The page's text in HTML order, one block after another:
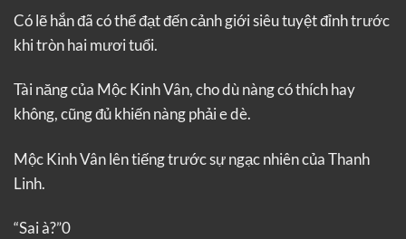
Có lẽ hắn đã có thể đạt đến cảnh giới siêu tuyệt đỉnh trước
khi tròn hai mươi tuổi.
Tài năng của Mộc Kinh Vân, cho dù nàng có thích hay
không, cũng đủ khiến nàng phải e dè.
Mộc Kinh Vân lên tiếng trước sự ngạc nhiên của Thanh
Linh.
“Sai à?”0